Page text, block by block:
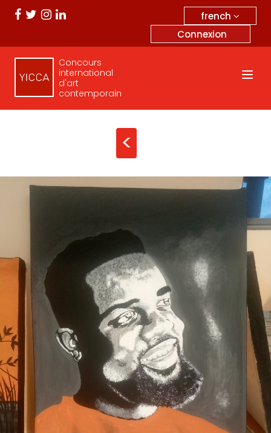
french
Connexion
Concours
international
d'art
contemporain
<